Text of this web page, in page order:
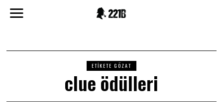
ETIKETE GÖZAT
clue ödülleri